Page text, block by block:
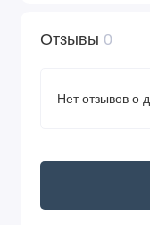
Отзывы 0
Нет отзывов о